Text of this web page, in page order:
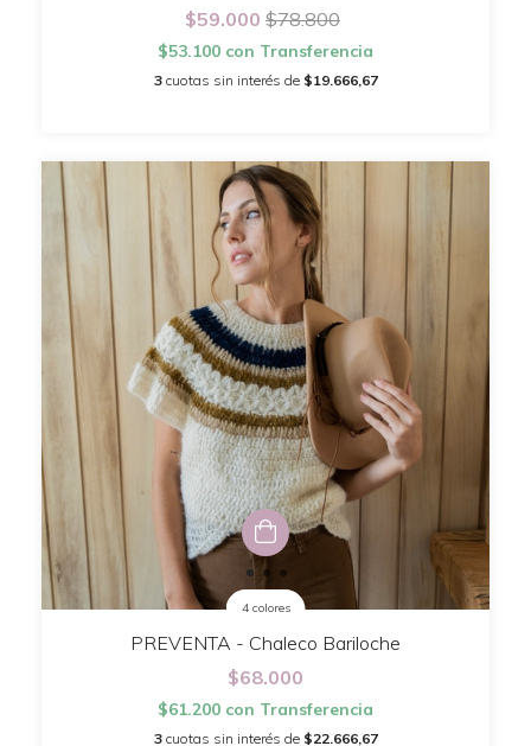
$59.000 $78.800
$53.100 con Transferencia
3 cuotas sin interés de $19.666,67
4 colores
PREVENTA - Chaleco Bariloche
$68.000
$61.200 con Transferencia
3 cuotas sin interés de $22.666,67